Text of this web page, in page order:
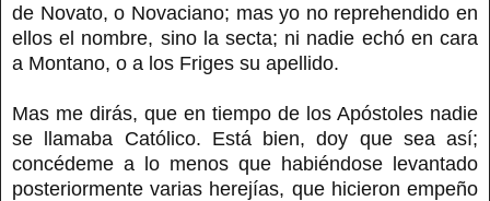
de Novato, o Novaciano; mas yo no reprehendido en
ellos el nombre, sino la secta; ni nadie echó en cara
a Montano, o a los Friges su apellido.
Mas me dirás, que en tiempo de los Apóstoles nadie
se llamaba Católico. Está bien, doy que sea así;
concédeme a lo menos que habiéndose levantado
posteriormente varias herejías, que hicieron empeño